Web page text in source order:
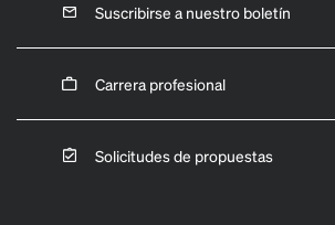
Suscribirse a nuestro boletín
Carrera profesional
Solicitudes de propuestas